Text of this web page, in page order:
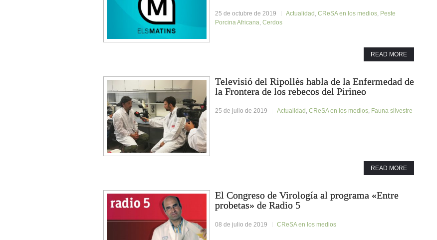
25 de octubre de 2019 Actualidad , CReSA en los medios, Peste
Porcina Africana, Cerdos
READ MORE
Televisió del Ripollès habla de la Enfermedad de
la Frontera de los rebecos del Pirineo
25 de julio de 2019 Actualidad , CReSA en los medios, Fauna silvestre
READ MORE
El Congreso de Virología al programa «Entre
probetas» de Radio 5
08 de julio de 2019 CReSA en los medios